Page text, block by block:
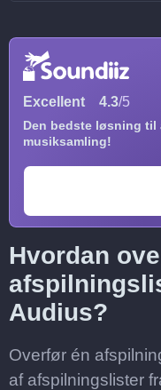
Excellent 4.3/5
Den bedste løsning
musiksamling!
Hvordan
Audius?
Overfør én
af afspilningslister